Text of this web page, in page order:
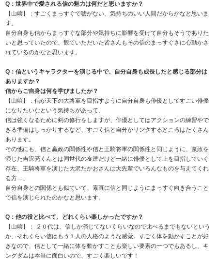
Q：世界中で愛される信の魅力は何だと思いますか？
【山﨑】：すごくまっすぐで嘘がない、気持ちのいい人間だからかなと思いま
す。
自分自身も信からまっすぐな部分や気持ちに影響を受けて自分もそうでありた
いと思っていたので、観ていただいた皆さんもその信のまっすぐさに心動かさ
れているのかなと思います。
Q：信というキャラクターを演じる中で、自分自身も成長したと感じる部分は
ありますか？
信からご自身は何を学びましたか？
【山﨑】：信が天下の大将軍を目指すように自分自身も俳優としてすごい俳優
になりたいなという気持ちがあって、
信は強くなるために剣の修行をしますが、俳優としてはアクションの練習やで
きる準備はしっかりするなど、すごく信と自分がリンクするところはたくさん
あります。
その他にも、信と嬴政の関係性や信と王騎将軍の関係性と同じように、嬴政を
演じた吉沢亮くんとは同世代の友達だけど一緒に俳優として上を目指していく
存在、王騎将軍を演じた大沢たかおさんは大先輩でいろんなものを与えてくれ
る方…、
自分自身との関係とも似ていて、素直に信と同じようにまっすぐ向き合うこと
で信を演じられたのかなと思います。
Q：他の役と比べて、どれくらい楽しかったですか？
【山﨑】： ２０代は、信しか演じてないくらいなので比べるまでもないという
か、それくらい信はもう１人の人格のような感覚。すごく体を動かすことが好
きなので、信として一緒に体を動かすことも楽しい要素の一つでもあるし、キ
ングダムは本当に面白いので、すごく楽しいです！